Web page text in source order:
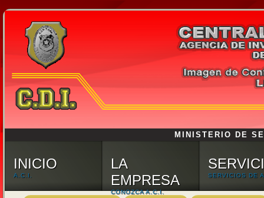
MINISTERIO DE
INICIO
A.C.I.
LA
EMPRESA
CONOZCA A.C.I.
SERVICIOS DE